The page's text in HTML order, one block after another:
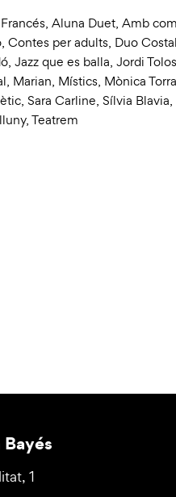
, Aluna Duet, Amb
, Contes per adults, Duo
, Jazz que es balla, Jordi
, Marian, Místics, Mònica Torra
, Sara Carline, Sílvia Blavia,
,Teatrem
1